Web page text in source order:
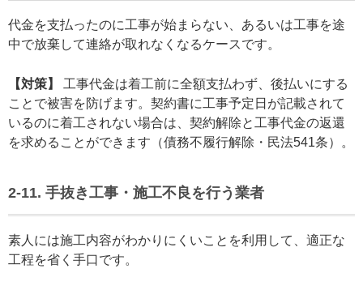
代金を支払ったのに工事が始まらない、あるいは工事を途
中で放棄して連絡が取れなくなるケースです。
【対策】
工事代金は着工前に全額支払わず、後払いにする
ことで被害を防げます。契約書に工事予定日が記載されて
いるのに着工されない場合は、契約解除と工事代金の返還
を求めることができます（債務不履行解除・民法541条）。
2-11. 手抜き工事・施工不良を行う業者
素人には施工内容がわかりにくいことを利用して、適正な
工程を省く手口です。